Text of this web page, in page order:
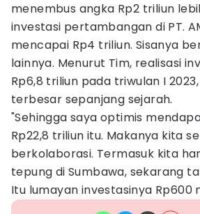
menembus angka Rp2 triliun
investasi pertambangan di PT.
mencapai Rp4 triliun. Sisanya
lainnya. Menurut Tim, realisasi
Rp6,8 triliun pada triwulan I
terbesar sepanjang sejarah.
"Sehingga saya optimis
Rp22,8 triliun itu. Makanya kita
berkolaborasi. Termasuk kita
tepung di Sumbawa, sekarang
Itu lumayan investasinya Rp600